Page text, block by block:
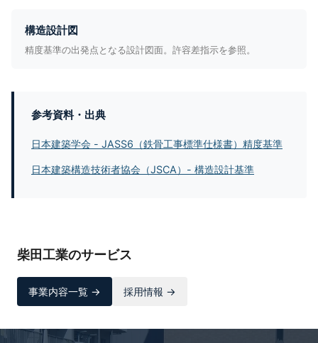
構造設計図
精度基準の出発点となる設計図面。許容差指示を参照。
参考資料・出典
日本建築学会 - JASS6（鉄骨工事標準仕様書）精度基準
日本建築構造技術者協会（JSCA）- 構造設計基準
柴田工業のサービス
事業内容一覧 → 採用情報 →